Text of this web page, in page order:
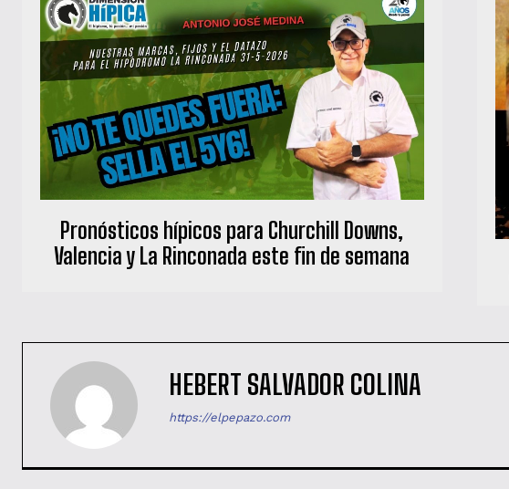
Pronósticos hípicos para Churchill Downs,
Valencia y La Rinconada este fin de semana
HEBERT SALVADOR COLINA
https://elpepazo.com